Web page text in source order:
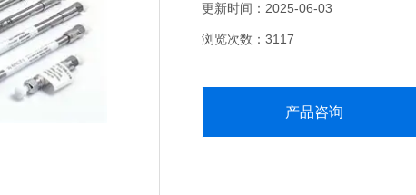
更新时间：2025-06-03
浏览次数：3117
产品咨询